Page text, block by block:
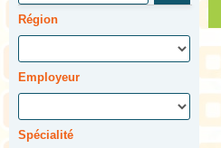
Région
Employeur
Spécialité